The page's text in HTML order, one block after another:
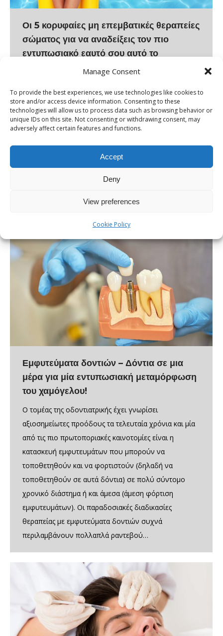
Manage Consent
To provide the best experiences, we use technologies like cookies to
store and/or access device information. Consenting to these
technologies will allow us to process data such as browsing behavior or
unique IDs on this site. Not consenting or withdrawing consent, may
adversely affect certain features and functions.
Accept
Deny
View preferences
Cookie Policy
Οι 5 κορυφαίες μη επεμβατικές θεραπείες
σώματος για να αναδείξεις τον πιο
εντυπωσιακό εαυτό σου αυτό το
πρώτες εμφανίσεις στην παραλία! Ωστόσο, με το
καλοκαίρι να πλησιάζει, ξεκινά και η ανησυχία σχετικά
με την εικόνα του σώματος. Δεν είναι λίγες οι
αποτελεσματική λύση για να αποκτήσουν την πιο
εντυπωσιακή εκδοχή του σώματός τους ώστε να
Εμφυτεύματα δοντιών – Δόντια σε μια
μέρα για μία εντυπωσιακή μεταμόρφωση
του χαμόγελου!
Ο τομέας της οδοντιατρικής έχει γνωρίσει
αξιοσημείωτες προόδους τα τελευταία χρόνια και μία
από τις πιο πρωτοποριακές καινοτομίες είναι η
κατασκευή εμφυτευμάτων που μπορούν να
τοποθετηθούν και να φορτιστούν (δηλαδή να
τοποθετηθούν σε αυτά δόντια) σε πολύ σύντομο
χρονικό διάστημα ή και άμεσα (άμεση φόρτιση
εμφυτευμάτων). Οι παραδοσιακές διαδικασίες
θεραπείας με εμφυτεύματα δοντιών συχνά
περιλαμβάνουν πολλαπλά ραντεβού…